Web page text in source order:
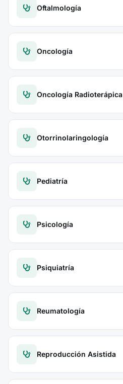
Oftalmología
Oncología
Oncología Radioterápica
Otorrinolaringología
Pediatría
Psicología
Psiquiatría
Reumatología
Reproducción Asistida